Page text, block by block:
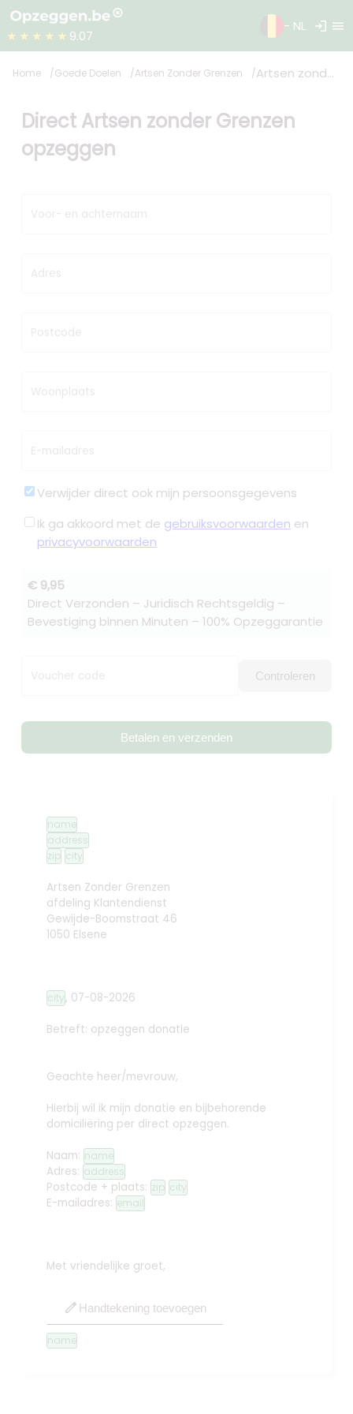
★★★★★ 9.07
- NL login menu
Home Goede Doelen Artsen Zonder Grenzen Artsen zonder Grenzen
Direct Artsen zonder Grenzen
opzeggen
Voor- en achternaam
Adres
Postcode
Woonplaats
E-mailadres
Verwijder direct ook mijn persoonsgegevens
Ik ga akkoord met de gebruiksvoorwaarden en
privacyvoorwaarden
€ 9,95
Direct Verzonden – Juridisch Rechtsgeldig –
Bevestiging binnen Minuten – 100% Opzeggarantie
Voucher code Controleren
Betalen en verzenden
name
address
zip city
Artsen Zonder Grenzen
afdeling Klantendienst
Gewijde-Boomstraat 46
1050 Elsene
city, 07-08-2026
Betreft: opzeggen donatie
Geachte heer/mevrouw,
Hierbij wil ik mijn donatie en bijbehorende
domiciliëring per direct opzeggen.
Naam: name
Adres: address
Postcode + plaats: zip city
E-mailadres: email
Met vriendelijke groet,
edit Handtekening toevoegen
name